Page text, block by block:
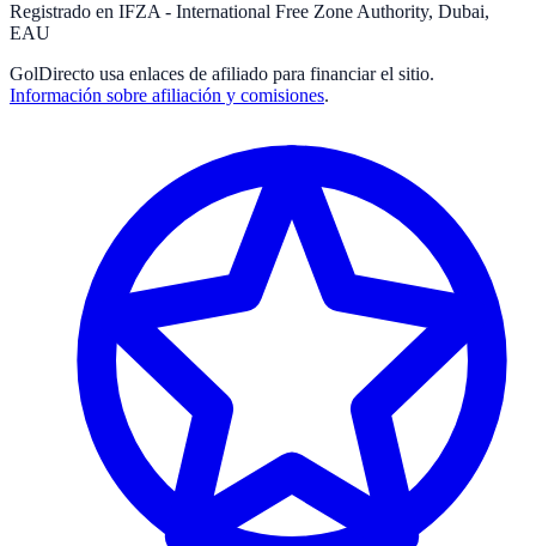
Registrado en IFZA - International Free Zone Authority, Dubai,
EAU
GolDirecto usa enlaces de afiliado para financiar el sitio.
Información sobre afiliación y comisiones.